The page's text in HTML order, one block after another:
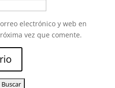
electrónico y web en
vez que comente.